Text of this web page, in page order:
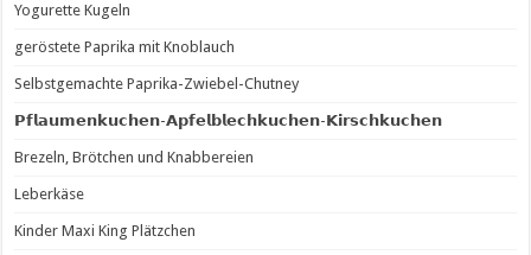
Yogurette Kugeln
geröstete Paprika mit Knoblauch
Selbstgemachte Paprika-Zwiebel-Chutney
𝗣𝗳𝗹𝗮𝘂𝗺𝗲𝗻𝗸𝘂𝗰𝗵𝗲𝗻-𝗔𝗽𝗳𝗲𝗹𝗯𝗹𝗲𝗰𝗵𝗸𝘂𝗰𝗵𝗲𝗻-𝗞𝗶𝗿𝘀𝗰𝗵𝗸𝘂𝗰𝗵𝗲𝗻
Brezeln, Brötchen und Knabbereien
Leberkäse
Kinder Maxi King Plätzchen